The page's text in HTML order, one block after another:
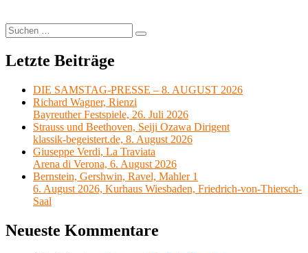
Suchen
nach:
Suchen
Letzte Beiträge
DIE SAMSTAG-PRESSE – 8. AUGUST 2026
Richard Wagner, Rienzi
Bayreuther Festspiele, 26. Juli 2026
Strauss und Beethoven, Seiji Ozawa Dirigent
klassik-begeistert.de, 8. August 2026
Giuseppe Verdi, La Traviata
Arena di Verona, 6. August 2026
Bernstein, Gershwin, Ravel, Mahler 1
6. August 2026, Kurhaus Wiesbaden, Friedrich-von-Thiersch-
Saal
Neueste Kommentare